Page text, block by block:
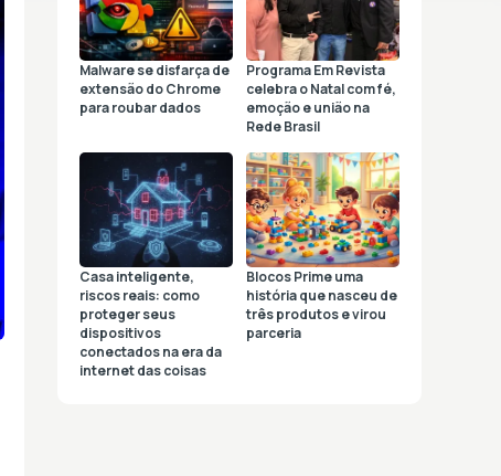
Malware se disfarça de
extensão do Chrome
para roubar dados
Programa Em Revista
celebra o Natal com fé,
emoção e união na
Rede Brasil
Casa inteligente,
riscos reais: como
proteger seus
dispositivos
conectados na era da
internet das coisas
Blocos Prime uma
história que nasceu de
três produtos e virou
parceria